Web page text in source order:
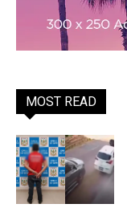
MOST READ